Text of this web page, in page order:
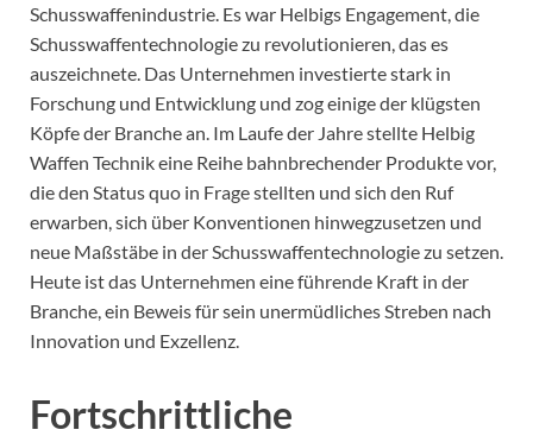
Schusswaffenindustrie. Es war Helbigs Engagement, die
Schusswaffentechnologie zu revolutionieren, das es
auszeichnete. Das Unternehmen investierte stark in
Forschung und Entwicklung und zog einige der klügsten
Köpfe der Branche an. Im Laufe der Jahre stellte Helbig
Waffen Technik eine Reihe bahnbrechender Produkte vor,
die den Status quo in Frage stellten und sich den Ruf
erwarben, sich über Konventionen hinwegzusetzen und
neue Maßstäbe in der Schusswaffentechnologie zu setzen.
Heute ist das Unternehmen eine führende Kraft in der
Branche, ein Beweis für sein unermüdliches Streben nach
Innovation und Exzellenz.
Fortschrittliche